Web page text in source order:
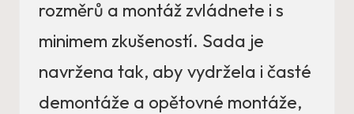
rozměrů a montáž zvládnete i s
minimem zkušeností. Sada je
navržena tak, aby vydržela i časté
demontáže a opětovné montáže,